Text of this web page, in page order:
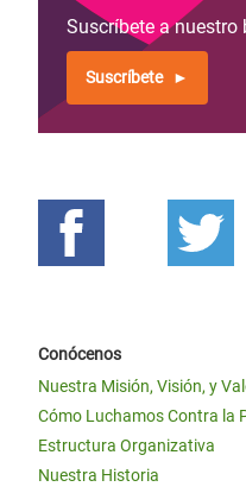
Suscríbete a
Suscríbete
Conócenos
Nuestra Misión, Visión, y
Cómo Luchamos Contra la
Estructura Organizativa
Nuestra Historia